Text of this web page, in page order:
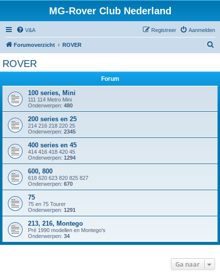
MG-Rover Club Nederland
V&A Aanmelden
Registreer
Forumoverzicht ROVER
ROVER
Forum
100 series, Mini
111 114 Metro Mini
Onderwerpen: 480
200 series en 25
214 216 218 220 25
Onderwerpen: 2345
400 series en 45
414 416 418 420 45
Onderwerpen: 1294
600, 800
618 620 623 820 825 827
Onderwerpen: 670
75
75 en 75 Tourer
Onderwerpen: 1291
213, 216, Montego
Pré 1990 modellen en Montego's
Onderwerpen: 34
Ga naar